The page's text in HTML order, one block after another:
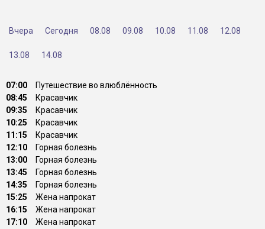
Вчера Сегодня 08.08 09.08 10.08 11.08 12.08
13.08 14.08
07:00
Путешествие во влюблённость
08:45
Красавчик
09:35
Красавчик
10:25
Красавчик
11:15
Красавчик
12:10
Горная болезнь
13:00
Горная болезнь
13:45
Горная болезнь
14:35
Горная болезнь
15:25
Жена напрокат
16:15
Жена напрокат
17:10
Жена напрокат